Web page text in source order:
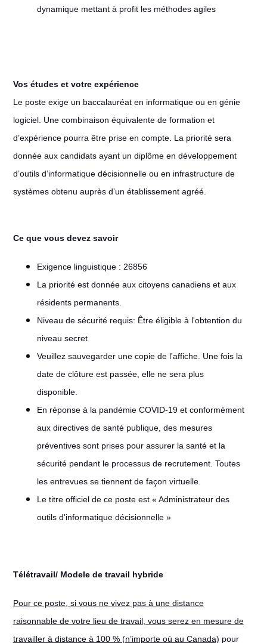
dynamique mettant à profit les méthodes agiles
Vos études et votre expérience
Le poste exige un baccalauréat en informatique ou en génie
logiciel. Une combinaison équivalente de formation et
d’expérience pourra être prise en compte. La priorité sera
donnée aux candidats ayant un diplôme en développement
d’outils d’informatique décisionnelle ou en infrastructure de
systèmes obtenu auprès d’un établissement agréé.
Ce que vous devez savoir
Exigence linguistique : 26856
La priorité est donnée aux citoyens canadiens et aux
résidents permanents.
Niveau de sécurité requis: Être éligible à l'obtention du
niveau secret
Veuillez sauvegarder une copie de l'affiche. Une fois la
date de clôture est passée, elle ne sera plus
disponible.
En réponse à la pandémie COVID-19 et conformément
aux directives de santé publique, des mesures
préventives sont prises pour assurer la santé et la
sécurité pendant le processus de recrutement. Toutes
les entrevues se tiennent de façon virtuelle.
Le titre officiel de ce poste est « Administrateur des
outils d'informatique décisionnelle »
Télétravail/ Modele de travail hybride
Pour ce poste, si vous ne vivez pas à une distance
raisonnable de votre lieu de travail, vous serez en mesure de
travailler à distance à 100 % (n’importe où au Canada) pour